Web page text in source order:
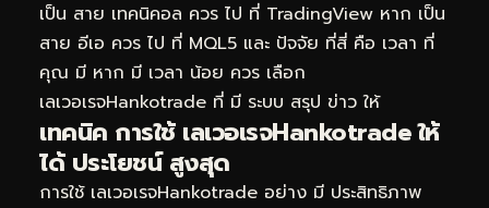
เป็น สาย เทคนิคอล ควร ไป ที่ TradingView หาก เป็น
สาย อีเอ ควร ไป ที่ MQL5 และ ปัจจัย ที่สี่ คือ เวลา ที่
คุณ มี หาก มี เวลา น้อย ควร เลือก
เลเวอเรจHankotrade ที่ มี ระบบ สรุป ข่าว ให้
เทคนิค การใช้ เลเวอเรจHankotrade ให้
ได้ ประโยชน์ สูงสุด
การใช้ เลเวอเรจHankotrade อย่าง มี ประสิทธิภาพ